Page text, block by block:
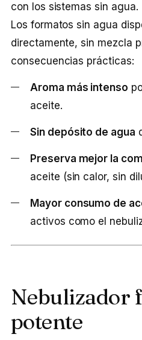
con los sistemas sin agua.
Los formatos sin agua
directamente, sin mezcla
consecuencias prácticas:
Aroma más intenso
aceite.
Sin depósito de agua
Preserva mejor la
aceite (sin calor, sin
Mayor consumo de
activos como el
Nebulizador
potente